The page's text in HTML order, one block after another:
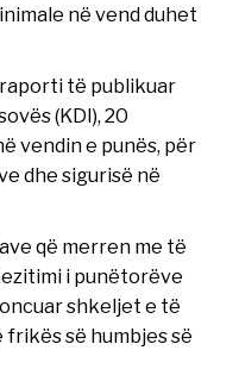
në vend duhet
të publikuar
(KDI), 20
vendin e punës, për
dhe sigurisë në
që merren me të
i punëtorëve
shkeljet e të
së humbjes së